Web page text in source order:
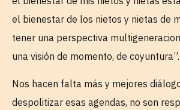
el bienestar de los nietos y nietas de
tener una perspectiva
una visión de momento, de coyuntura”.
Nos hacen falta más y mejores
despolitizar esas agendas, no son